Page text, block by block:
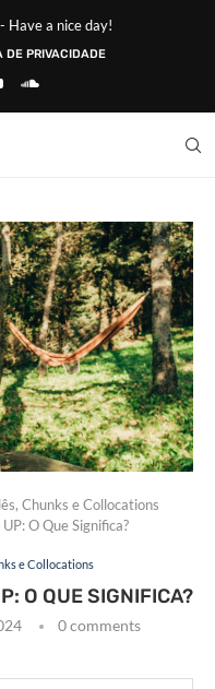
Have a nice day!
DE PRIVACIDADE
Chunks e Collocations
O Que Significa?
e Collocations
O QUE SIGNIFICA?
0 comments